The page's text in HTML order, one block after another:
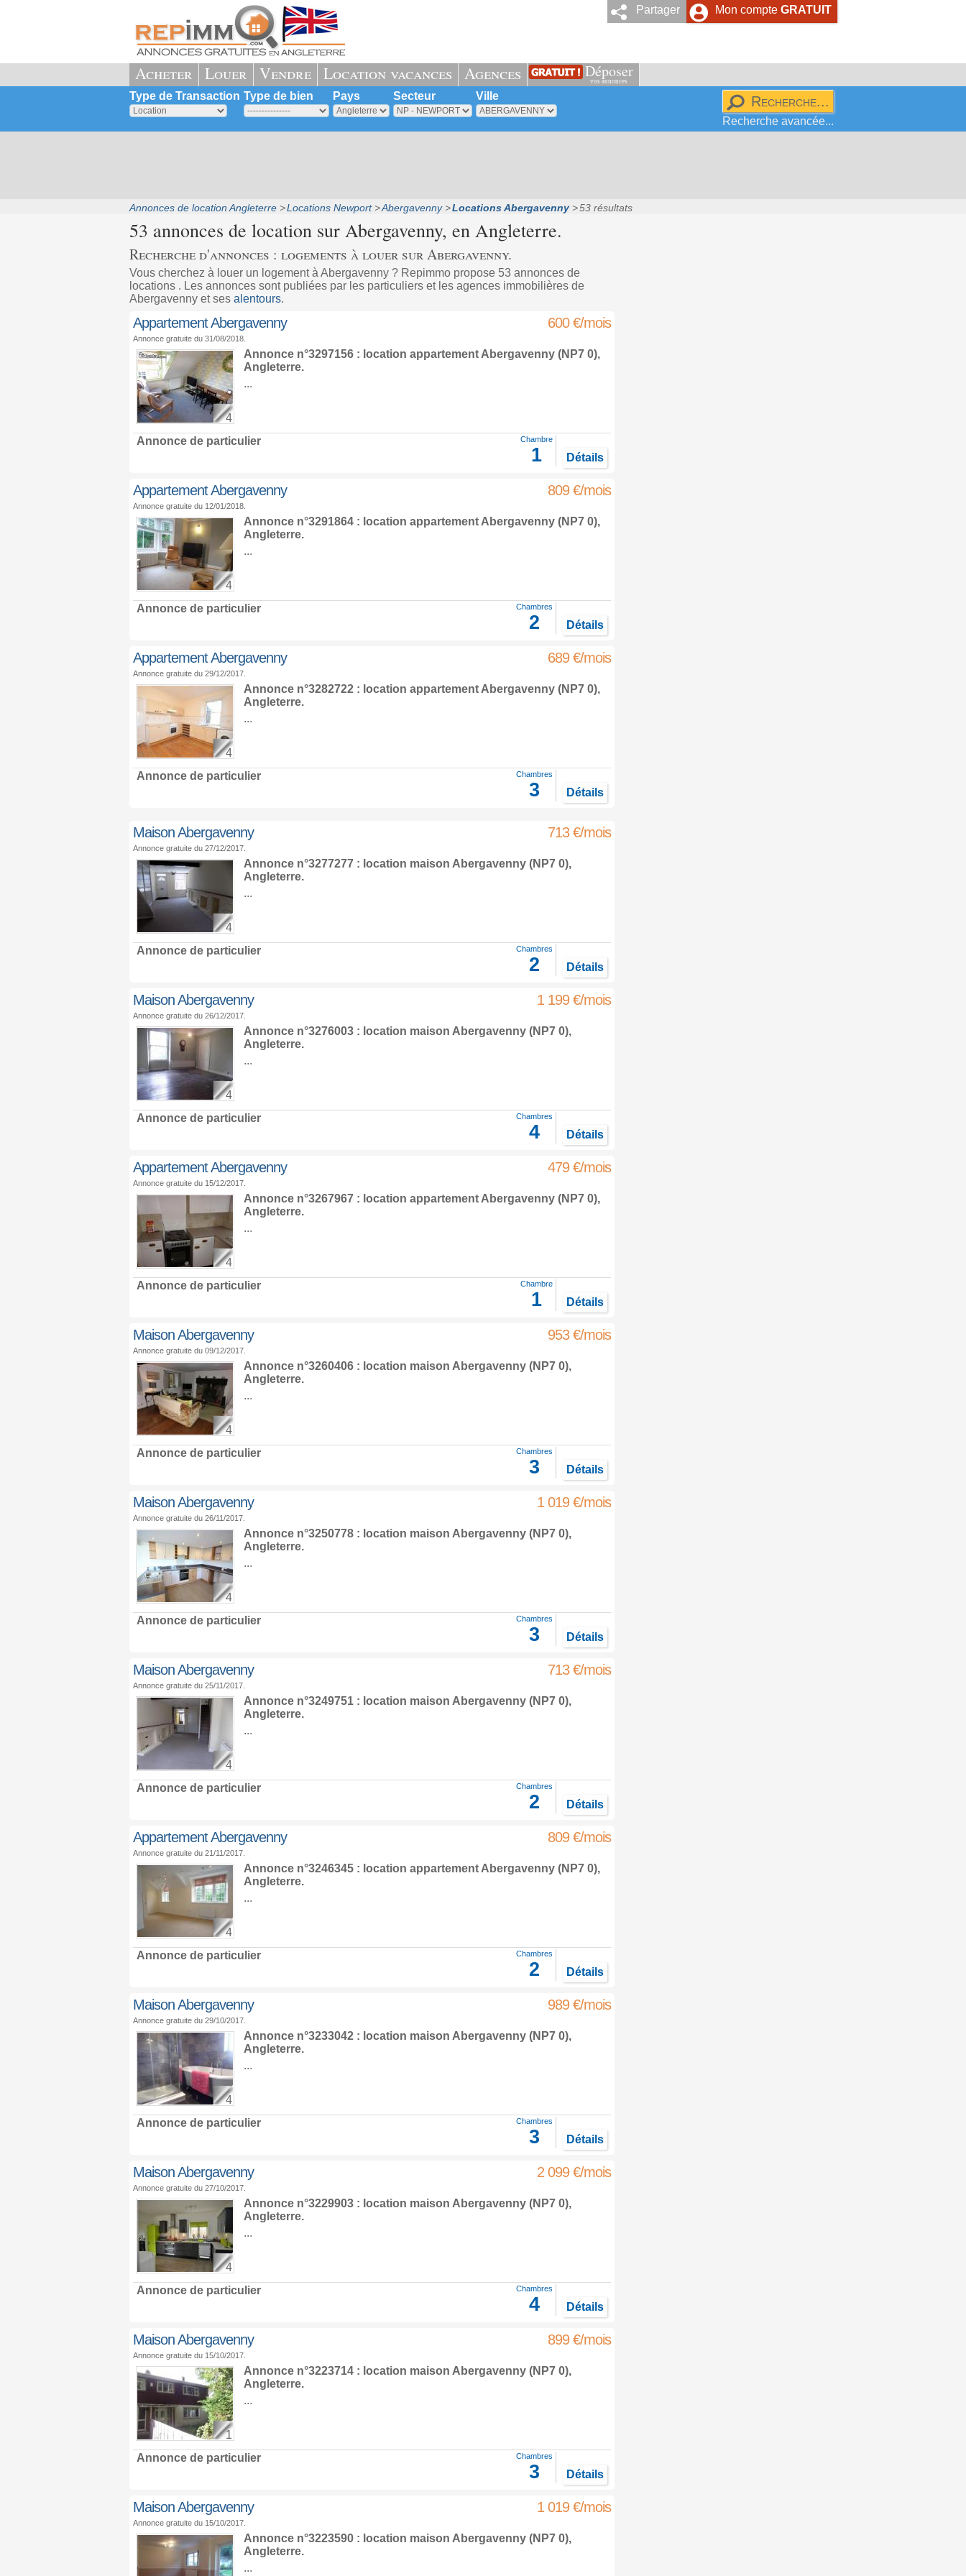
Mon compte GRATUIT
Partager
Acheter Louer Vendre Location vacances Agences Déposer
vos annonces
Type de Transaction Type de bien Pays Secteur Ville
Recherche avancée...
Annonces de location Angleterre Locations Newport Abergavenny Locations Abergavenny 53 résultats
53 annonces de location sur Abergavenny, en Angleterre.
Recherche d'annonces : logements à louer sur Abergavenny.
Vous cherchez à louer un logement à Abergavenny ? Repimmo propose 53 annonces de
locations . Les annonces sont publiées par les particuliers et les agences immobilières de
Abergavenny et ses alentours.
Appartement Abergavenny 600 €/mois
Annonce gratuite du 31/08/2018.
4
Annonce n°3297156 : location appartement Abergavenny(NP7 0),
Angleterre.
...
Annonce de particulier Chambre
1 Détails
Appartement Abergavenny 809 €/mois
Annonce gratuite du 12/01/2018.
4
Annonce n°3291864 : location appartement Abergavenny(NP7 0),
Angleterre.
...
Annonce de particulier Chambres
2 Détails
Appartement Abergavenny 689 €/mois
Annonce gratuite du 29/12/2017.
4
Annonce n°3282722 : location appartement Abergavenny(NP7 0),
Angleterre.
...
Annonce de particulier Chambres
3 Détails
Maison Abergavenny 713 €/mois
Annonce gratuite du 27/12/2017.
4
Annonce n°3277277 : location maison Abergavenny(NP7 0),
Angleterre.
...
Annonce de particulier Chambres
2 Détails
Maison Abergavenny 1 199 €/mois
Annonce gratuite du 26/12/2017.
4
Annonce n°3276003 : location maison Abergavenny(NP7 0),
Angleterre.
...
Annonce de particulier Chambres
4 Détails
Appartement Abergavenny 479 €/mois
Annonce gratuite du 15/12/2017.
4
Annonce n°3267967 : location appartement Abergavenny(NP7 0),
Angleterre.
...
Annonce de particulier Chambre
1 Détails
Maison Abergavenny 953 €/mois
Annonce gratuite du 09/12/2017.
4
Annonce n°3260406 : location maison Abergavenny(NP7 0),
Angleterre.
...
Annonce de particulier Chambres
3 Détails
Maison Abergavenny 1 019 €/mois
Annonce gratuite du 26/11/2017.
4
Annonce n°3250778 : location maison Abergavenny(NP7 0),
Angleterre.
...
Annonce de particulier Chambres
3 Détails
Maison Abergavenny 713 €/mois
Annonce gratuite du 25/11/2017.
4
Annonce n°3249751 : location maison Abergavenny(NP7 0),
Angleterre.
...
Annonce de particulier Chambres
2 Détails
Appartement Abergavenny 809 €/mois
Annonce gratuite du 21/11/2017.
4
Annonce n°3246345 : location appartement Abergavenny(NP7 0),
Angleterre.
...
Annonce de particulier Chambres
2 Détails
Maison Abergavenny 989 €/mois
Annonce gratuite du 29/10/2017.
4
Annonce n°3233042 : location maison Abergavenny(NP7 0),
Angleterre.
...
Annonce de particulier Chambres
3 Détails
Maison Abergavenny 2 099 €/mois
Annonce gratuite du 27/10/2017.
4
Annonce n°3229903 : location maison Abergavenny(NP7 0),
Angleterre.
...
Annonce de particulier Chambres
4 Détails
Maison Abergavenny 899 €/mois
Annonce gratuite du 15/10/2017.
1
Annonce n°3223714 : location maison Abergavenny(NP7 0),
Angleterre.
...
Annonce de particulier Chambres
3 Détails
Maison Abergavenny 1 019 €/mois
Annonce gratuite du 15/10/2017.
Annonce n°3223590 : location maison Abergavenny(NP7 0),
Angleterre.
...